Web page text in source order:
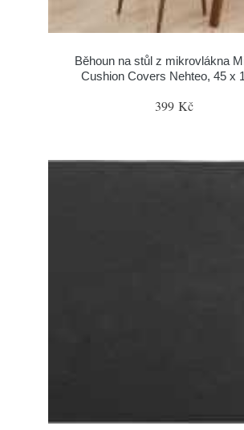
Běhoun na stůl z mikrovlákna
Cushion Covers Nehteo, 45 x
399 Kč